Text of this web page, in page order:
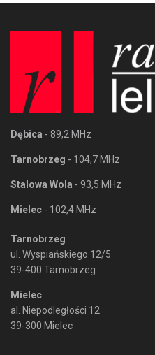
Dębica - 89,2 MHz
Tarnobrzeg - 104,7 MHz
Stalowa Wola - 93,5 MHz
Mielec - 102,4 MHz
Tarnobrzeg
ul. Wyspiańskiego 12/5
39-400 Tarnobrzeg
Mielec
al. Niepodległości 12
39-300 Mielec